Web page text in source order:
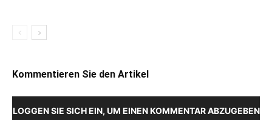
Kommentieren Sie den Artikel
LOGGEN SIE SICH EIN, UM EINEN KOMMENTAR ABZUGEBEN